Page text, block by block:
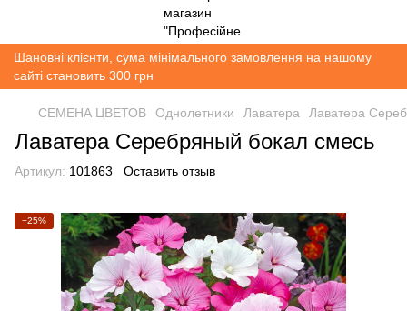
Шановні клієнти, сума мінімального замовлення на нашому
сайті становить 300 грн
СЕМЕНА ЦВЕТОВ Однолетники Лаватера Лаватера
Лаватера Серебряный бокал смесь
Артикул: 101863 Оставить отзыв
−25%